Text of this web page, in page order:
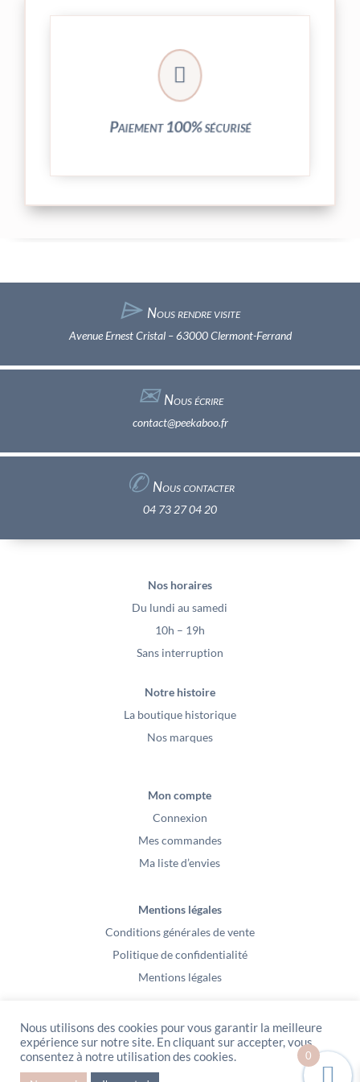

Paiement 100% sécurisé
Vos transactions par carte bancaire sont
entièrement sécurisées grâce au système
crypté de notre partenaire PayPlug.
⌲ Nous rendre visite
Avenue Ernest Cristal – 63000 Clermont-Ferrand
✉︎Nous écrire
contact@peekaboo.fr
✆ Nous contacter
04 73 27 04 20
Nos horaires
Du lundi au samedi
10h – 19h
Sans interruption
Notre histoire
La boutique historique
Nos marques
Mon compte
Connexion
Mes commandes
Ma liste d’envies
Mentions légales
Conditions générales de vente
Politique de confidentialité
Mentions légales
PeeKaBoo / Sarl Gablia au capital de 10 000 euros – Av Ernest Cristal 63
Nous utilisons des cookies pour vous garantir la meilleure
expérience sur notre site. En cliquant sur accepter, vous
consentez à notre utilisation des cookies.
0